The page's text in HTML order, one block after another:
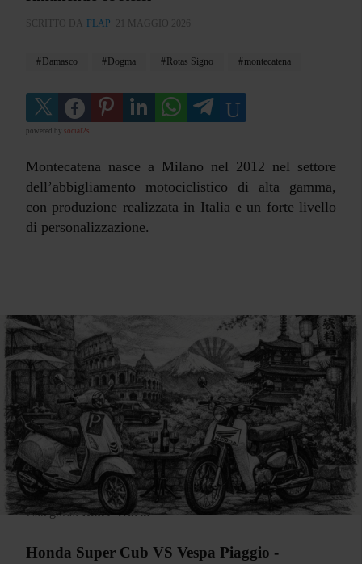
SCRITTO DA FLAP 21 MAGGIO 2026
Damasco Dogma Rotas Signo montecatena
powered by social2s
Montecatena nasce a Milano nel 2012 nel settore
dell’abbigliamento motociclistico di alta gamma,
con produzione realizzata in Italia e un forte livello
di personalizzazione.
Categoria:Biker World
Honda Super Cub VS Vespa Piaggio -